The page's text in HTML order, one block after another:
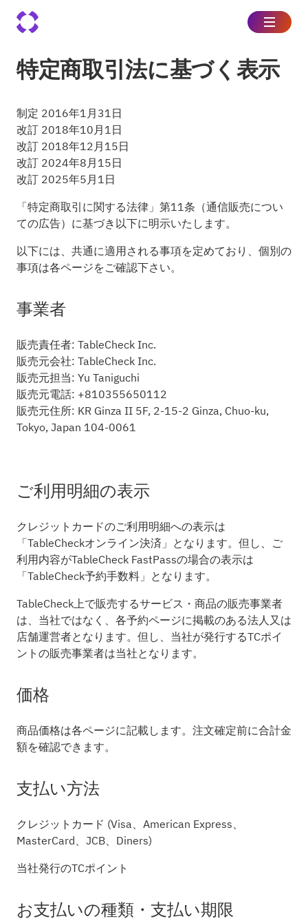
特定商取引法に基づく表示
制定 2016年1月31日
改訂 2018年10月1日
改訂 2018年12月15日
改訂 2024年8月15日
改訂 2025年5月1日
「特定商取引に関する法律」第11条（通信販売につい
ての広告）に基づき以下に明示いたします。
以下には、共通に適用される事項を定めており、個別の
事項は各ページをご確認下さい。
事業者
販売責任者: TableCheck Inc.
販売元会社: TableCheck Inc.
販売元担当: Yu Taniguchi
販売元電話: +810355650112
販売元住所: KR Ginza II 5F, 2-15-2 Ginza, Chuo-ku,
Tokyo, Japan 104-0061
ご利用明細の表示
クレジットカードのご利用明細への表示は
「TableCheckオンライン決済」となります。但し、ご
利用内容がTableCheck FastPassの場合の表示は
「TableCheck予約手数料」となります。
TableCheck上で販売するサービス・商品の販売事業者
は、当社ではなく、各予約ページに掲載のある法人又は
店舗運営者となります。但し、当社が発行するTCポイ
ントの販売事業者は当社となります。
価格
商品価格は各ページに記載します。注文確定前に合計金
額を確認できます。
支払い方法
クレジットカード (Visa、American Express、
MasterCard、JCB、Diners)
当社発行のTCポイント
お支払いの種類・支払い期限